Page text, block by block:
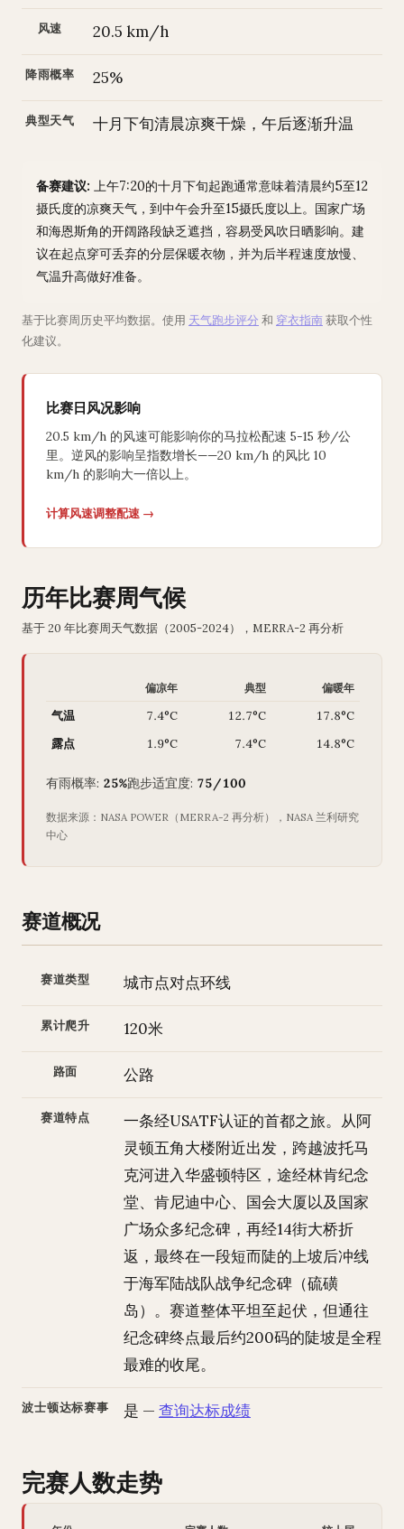
风速 20.5 km/h
降雨概率 25%
典型天气 十月下旬清晨凉爽干燥，午后逐渐升温
备赛建议: 上午7:20的十月下旬起跑通常意味着清晨约5至12
摄氏度的凉爽天气，到中午会升至15摄氏度以上。国家广场
和海恩斯角的开阔路段缺乏遮挡，容易受风吹日晒影响。建
议在起点穿可丢弃的分层保暖衣物，并为后半程速度放慢、
气温升高做好准备。
基于比赛周历史平均数据。使用 天气跑步评分 和 穿衣指南获取个性
化建议。
比赛日风况影响
20.5 km/h 的风速可能影响你的马拉松配速 5-15 秒/公
里。逆风的影响呈指数增长——20 km/h 的风比 10
km/h 的影响大一倍以上。
计算风速调整配速 →
历年比赛周气候
基于 20 年比赛周天气数据（2005-2024），MERRA-2 再分析
偏凉年 典型 偏暖年
气温 7.4°C 12.7°C
17.8°C
露点
1.9°C 7.4°C 14.8°C
有雨概率: 25%跑步适宜度: 75/100
数据来源：NASA POWER（MERRA-2 再分析），NASA 兰利研究
中心
赛道概况
赛道类型 城市点对点环线
累计爬升 120米
路面 公路
赛道特点
一条经USATF认证的首都之旅。从阿
灵顿五角大楼附近出发，跨越波托马
克河进入华盛顿特区，途经林肯纪念
堂、肯尼迪中心、国会大厦以及国家
广场众多纪念碑，再经14街大桥折
返，最终在一段短而陡的上坡后冲线
于海军陆战队战争纪念碑（硫磺
岛）。赛道整体平坦至起伏，但通往
纪念碑终点最后约200码的陡坡是全程
最难的收尾。
波士顿达标赛事 是 — 查询达标成绩
完赛人数走势